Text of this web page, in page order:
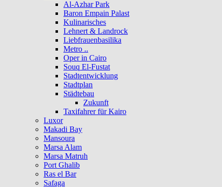
Al-Azhar Park
Baron Empain Palast
Kulinarisches
Lehnert & Landrock
Liebfrauenbasilika
Metro ..
Oper in Cairo
Souq El-Fustat
Stadtentwicklung
Stadtplan
Städtebau
Zukunft
Taxifahrer für Kairo
Luxor
Makadi Bay
Mansoura
Marsa Alam
Marsa Matruh
Port Ghalib
Ras el Bar
Safaga